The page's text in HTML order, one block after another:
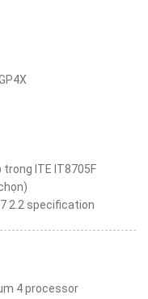
ITE IT8705F
2.2 specification
4 processor